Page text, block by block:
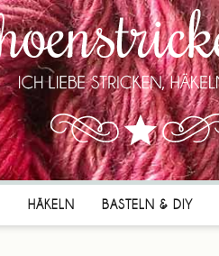
HÄKELN BASTELN & DIY